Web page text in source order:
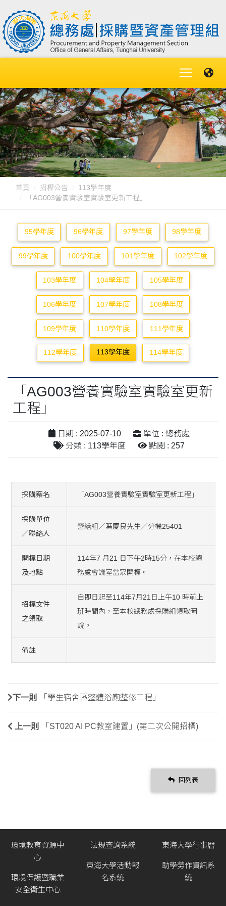
首頁 招標公告
113學年度
「AG003營養實驗室實驗室更新工程」
95學年度 96學年度 97學年度 98學年度
99學年度 100學年度 101學年度 102學年度
103學年度 104學年度 105學年度
106學年度 107學年度 108學年度
109學年度 110學年度 111學年度
112學年度 113學年度 114學年度
「AG003營養實驗室實驗室更新
工程」
日期 : 2025-07-10
單位 : 總務處
分類 : 113學年度
點閱 : 257
採購案名 「AG003營養實驗室實驗室更新工程」
採購單位
／聯絡人
營繕組／葉慶良先生／分機25401
開標日期
及地點
114年7 月21 日下午2時15分，在本校總
務處會議室當眾開標。
招標文件
之領取
自即日起至114年7月21日上午10 時前上
班時間內，至本校總務處採購組領取圖
說。
備註
下一則 「學生宿舍區整體浴廁整修工程」
上一則 「ST020 AI PC教室建置」(第二次公開招標)
回列表
環境教育資源中
心
環境保護暨職業
安全衛生中心
法規查詢系統
東海大學活動報
名系統
東海大學行事曆
助學勞作資訊系
統